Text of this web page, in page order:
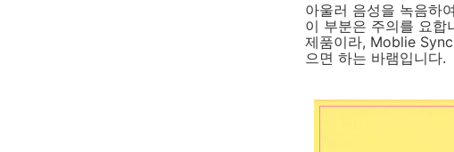
아울러 음성을 녹음하
이 부분은 주의를 요
제품이라, Moblie
으면 하는 바램입니다.